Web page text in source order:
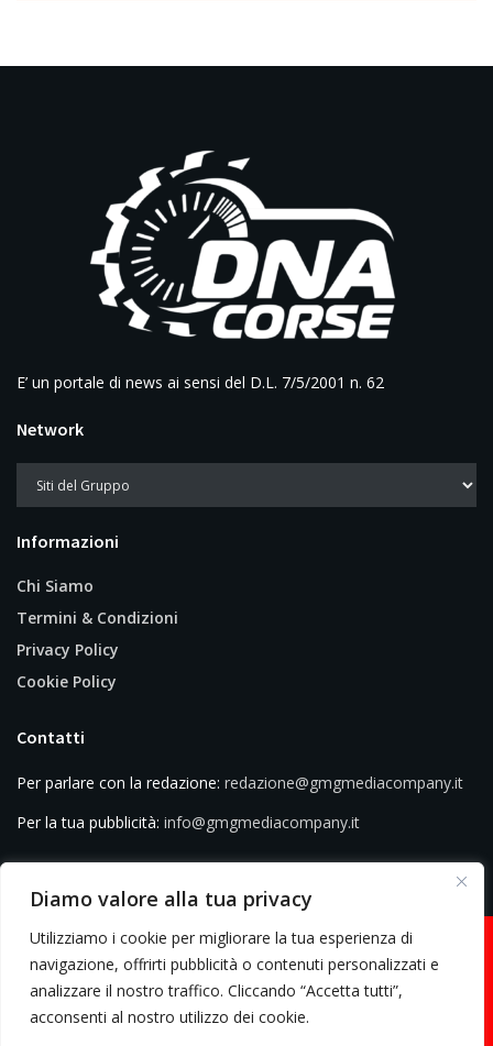
Diamo valore alla tua privacy
Utilizziamo i cookie per migliorare la tua esperienza di
navigazione, offrirti pubblicità o contenuti personalizzati e
analizzare il nostro traffico. Cliccando “Accetta tutti”,
acconsenti al nostro utilizzo dei cookie.
E’ un portale di news ai sensi del D.L. 7/5/2001 n. 62
Network
Informazioni
Chi Siamo
Termini & Condizioni
Privacy Policy
Cookie Policy
Contatti
Per parlare con la redazione: redazione@gmgmediacompany.it
Per la tua pubblicità: info@gmgmediacompany.it
© 2026 GMG Media Company Di Mossutti Gianluca | Sede legale: Corso